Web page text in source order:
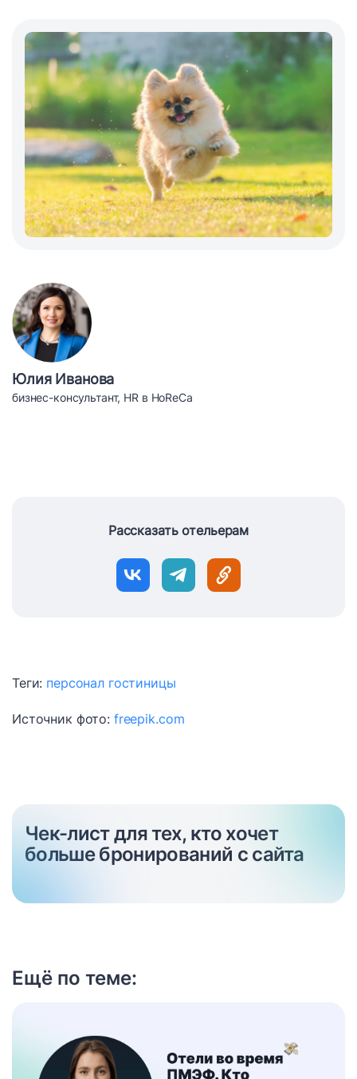
Юлия Иванова
бизнес-консультант, HR в HoReCa
Рассказать отельерам
Теги: персонал гостиницы
Источник фото: freepik.com
Чек-лист для тех, кто хочет
больше бронирований с сайта
Ещё по теме: